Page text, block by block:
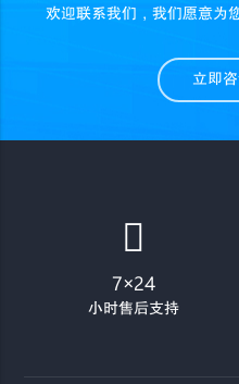
欢迎联系我们，我们愿意为
立即
7×24
小时售后支持